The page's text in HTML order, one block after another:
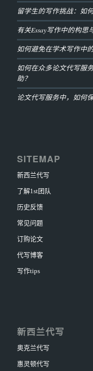
留学生的写作挑战：如
有关Essay写作中的构思
如何避免在学术写作中
如何在众多论文代写服
助？
论文代写服务中，如何
SITEMAP
新西兰代写
了解1st团队
历史反馈
常见问题
订购论文
代写博客
写作tips
新西兰代写
奥克兰代写
惠灵顿代写